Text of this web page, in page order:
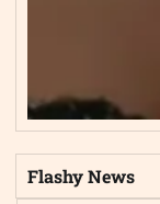
Flashy News